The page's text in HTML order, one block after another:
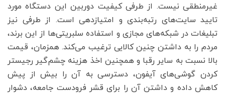
غیرمنطقی نیست. از طرفی کیفیت دوربین این دستگاه مورد
تایید سایت‌های رتبه‌بندی و امتیازدهی است. از طرفی نیز
تبلیغات در شبکه‌های مجازی و استفاده سلبریتی‌ها از این برند،
مردم را به داشتن چنین کالایی ترغیب می‌کند. همزمان، قیمت
بالا نسبت به سایر رقبا و همچنین اخذ هزینه چشم‌گیر رجیستر
کردن گوشی‌های آیفون، دسترسی به آن را بیش از پیش
کاهش داده و داشتن آن را برای قشر فرودست جامعه، دشوار